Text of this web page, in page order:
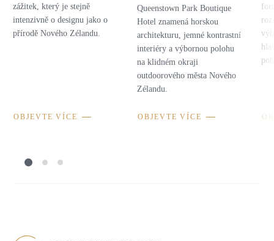
zážitek, který je stejně
intenzivně o designu jako o
přírodě Nového Zélandu.
OBJEVTE VÍCE
Queenstown Park Boutique
Hotel znamená horskou
architekturu, jemné kontrastní
interiéry a výbornou polohu
na klidném okraji
outdoorového města Nového
Zélandu.
OBJEVTE VÍCE